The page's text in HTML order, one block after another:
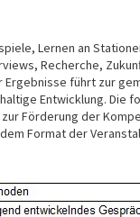
Lernen an
Recherche,
führt zur
Entwicklung. Die
Förderung der
Format der